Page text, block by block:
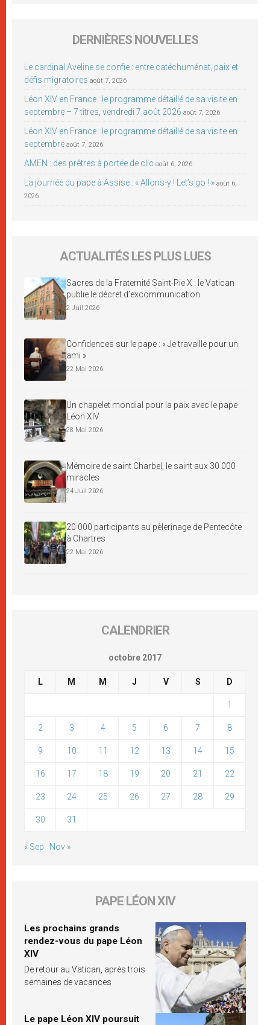
DERNIÈRES NOUVELLES
Le cardinal Aveline se confie : entre catéchuménat, paix et
défis migratoires août 7, 2026
Léon XIV en France : le programme détaillé de sa visite en
septembre – 7 titres, vendredi 7 août 2026 août 7, 2026
Léon XIV en France : le programme détaillé de sa visite en
septembre août 7, 2026
AMEN : des prêtres à portée de clic août 6, 2026
La journée du pape à Assise : « Allons-y ! Let’s go ! » août 6,
2026
ACTUALITÉS LES PLUS LUES
Sacres de la Fraternité Saint-Pie X : le Vatican
publie le décret d’excommunication
2 Juil 2026
Confidences sur le pape : « Je travaille pour un
ami »
22 Mai 2026
Un chapelet mondial pour la paix avec le pape
Léon XIV
28 Mai 2026
Mémoire de saint Charbel, le saint aux 30 000
miracles
24 Juil 2026
20 000 participants au pèlerinage de Pentecôte
à Chartres
22 Mai 2026
CALENDRIER
octobre 2017
L M M J V S D
1
2 3 4 5 6 7 8
9 10 11 12 13 14 15
16 17 18 19 20 21 22
23 24 25 26 27 28 29
30 31
« Sep Nov »
PAPE LÉON XIV
Les prochains grands
rendez-vous du pape Léon
XIV
De retour au Vatican, après trois
semaines de vacances
Le pape Léon XIV poursuit